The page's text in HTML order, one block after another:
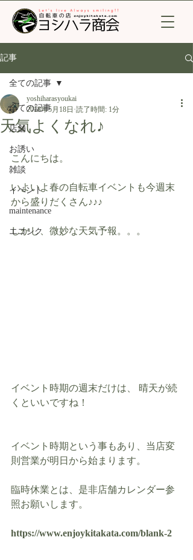
記事
全ての記事
店舗
お誘い
雑談
イベント
maintenance
エコシク
全ての記事
天気よくなれ♪
yoshiharasyoukai
2018年5月18日 読了時間: 1分
こんにちは。
いよいよ春の自転車イベントも今週末
から盛りだくさん♪♪♪
しかし、微妙な天気予報。。。
イベント時期の週末だけは、 晴天が続
くといいですね！
イベント時期という事もあり、当店変
則営業が明日から始まります。
臨時休業とは、是非店舗カレンダー参
照お願いします。
https://www.enjoykitakata.com/blank-2